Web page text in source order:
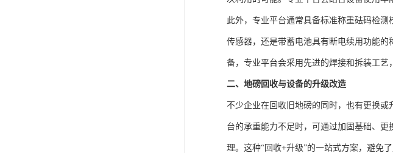
此外，专业平台通常具备标准称重砝码检
传感器，还是带蓄电池具有断电续用功能
备，专业平台会采用先进的焊接和拆装工艺
二、地磅回收与设备的升级改造
不少企业在回收旧地磅的同时，也有更换
台的承重能力不足时，可通过加固基础、
理。这种“回收+升级”的一站式方案，避免